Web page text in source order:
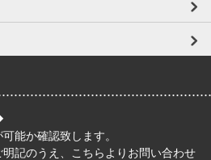
能か確認致します。
記のうえ、
こちら よりお問い合わせ